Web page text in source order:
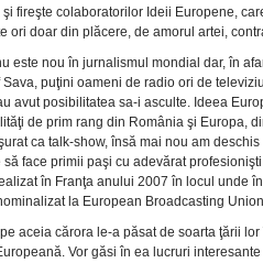
fireşte colaboratorilor Ideii Europene,
ori doar din plăcere, de amorul artei,
este nou în jurnalismul mondial dar, în
puţini oameni de radio ori de
avut posibilitatea sa-i asculte. Ideea
de prim rang din România şi Europa,
ca talk-show, însă mai nou am
face primii paşi cu adevărat
în Franţa anului 2007 în locul unde
la European Broadcasting
aceia cărora le-a păsat de soarta ţării
Vor găsi în ea lucruri